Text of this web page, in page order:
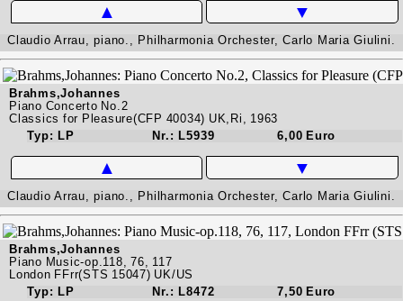
▲ ▼
Claudio Arrau, piano., Philharmonia Orchester, Carlo Maria Giulini.
Brahms,Johannes
Piano Concerto No.2
Classics for Pleasure(CFP 40034) UK,Ri, 1963
Typ: LP
Nr.: L5939 6,00 Euro
▲ ▼
Claudio Arrau, piano., Philharmonia Orchester, Carlo Maria Giulini.
Brahms,Johannes
Piano Music-op.118, 76, 117
London FFrr(STS 15047) UK/US
Typ: LP
Nr.: L8472 7,50 Euro